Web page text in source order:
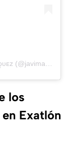
los
Exatlón